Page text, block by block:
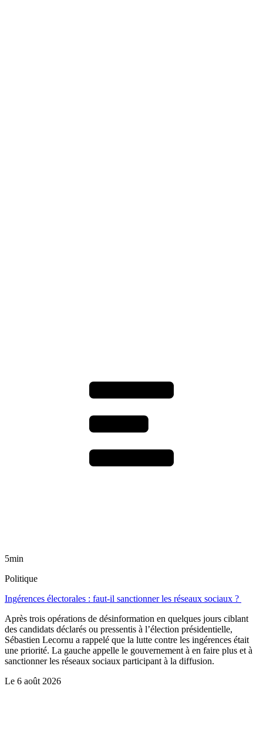
5min
Politique
Ingérences électorales : faut-il sanctionner les réseaux sociaux ?
Après trois opérations de désinformation en quelques jours ciblant
des candidats déclarés ou pressentis à l’élection présidentielle,
Sébastien Lecornu a rappelé que la lutte contre les ingérences était
une priorité. La gauche appelle le gouvernement à en faire plus et à
sanctionner les réseaux sociaux participant à la diffusion.
Le 6 août 2026